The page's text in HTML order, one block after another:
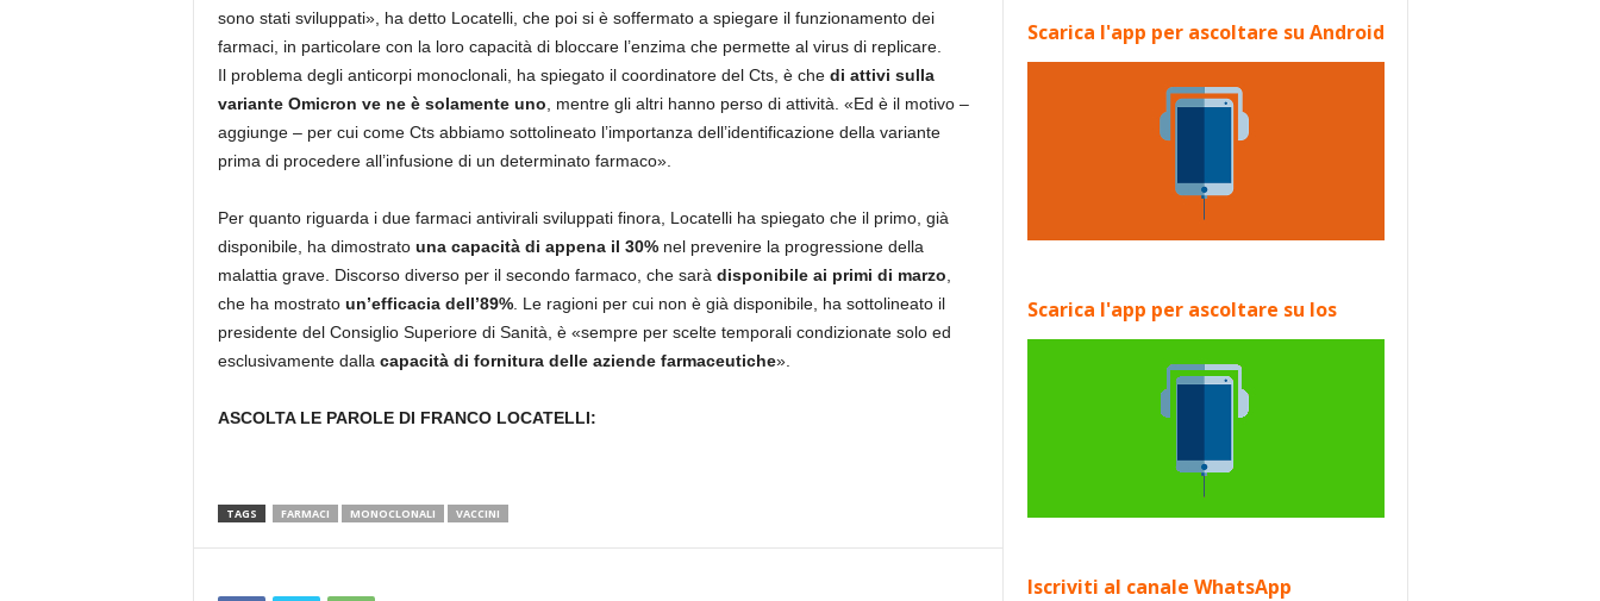
sono stati sviluppati», ha detto Locatelli, che poi si è soffermato a spiegare il funzionamento dei
farmaci, in particolare con la loro capacità di bloccare l’enzima che permette al virus di replicare.
Il problema degli anticorpi monoclonali, ha spiegato il coordinatore del Cts, è chedi attivi sulla
variante Omicron ve ne è solamente uno , mentre gli altri hanno perso di attività. «Ed è il motivo –
aggiunge – per cui come Cts abbiamo sottolineato l’importanza dell’identificazione della variante
prima di procedere all’infusione di un determinato farmaco».
Per quanto riguarda i due farmaci antivirali sviluppati finora, Locatelli ha spiegato che il primo, già
disponibile, ha dimostrato una capacità di appena il 30%nel prevenire la progressione della
malattia grave. Discorso diverso per il secondo farmaco, che sarà disponibile ai primi di marzo
che ha mostrato un’efficacia dell’89%. Le ragioni per cui non è già disponibile, ha sottolineato il
presidente del Consiglio Superiore di Sanità, è «sempre per scelte temporali condizionate solo ed
esclusivamente dalla capacità di fornitura delle aziende farmaceutiche».
ASCOLTA LE PAROLE DI FRANCO LOCATELLI:
TAGS FARMACI MONOCLONALI VACCINI
Scarica l'app per ascoltare su Android
Scarica l'app per ascoltare su Ios
Iscriviti al canale WhatsApp